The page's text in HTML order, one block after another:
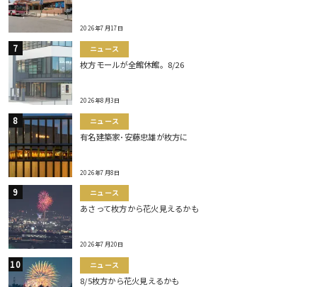
2026年7月17日
ニュース
枚方モールが全館休館。8/26
2026年8月3日
ニュース
有名建築家･安藤忠雄が枚方に
2026年7月8日
ニュース
あさって枚方から花火見えるかも
2026年7月20日
ニュース
8/5枚方から花火見えるかも